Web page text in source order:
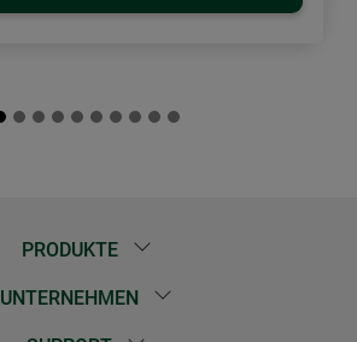
PRODUKTE
UNTERNEHMEN